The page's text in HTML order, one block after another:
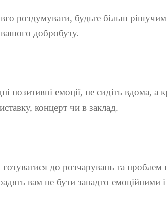
роздумувати, будьте більш
добробуту.
позитивні емоції, не сидіть вдома,
концерт чи в заклад.
готуватися до розчарувань та проблем
вам не бути занадто емоційними